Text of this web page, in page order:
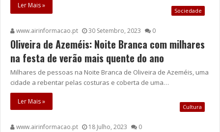
Ler Mais »
Sociedade
www.airinformacao.pt 30 Setembro, 2023 0
Oliveira de Azeméis: Noite Branca com milhares
na festa de verão mais quente do ano
Milhares de pessoas na Noite Branca de Oliveira de Azeméis, uma
cidade a rebentar pelas costuras e coberta de uma…
Ler Mais »
Cultura
www.airinformacao.pt 18 Julho, 2023 0